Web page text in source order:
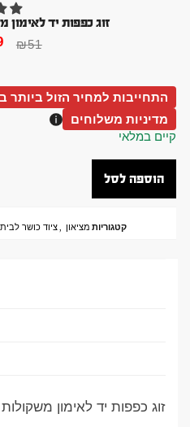
זוג כפפות יד לאימון
₪51
התחייבות למחיר הזול ביותר
מדיניות משלוחים
קיים במלאי
הוספה לסל
קטגוריות מציאון ,ציוד כושר לבית
זוג כפפות יד לאימון